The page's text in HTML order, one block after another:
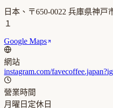
日本、〒650-0022 兵庫県神
１
Google Maps
網站
instagram.com/
營業時間
月曜日 定休日